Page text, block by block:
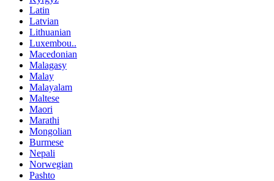
Latin
Latvian
Lithuanian
Luxembou..
Macedonian
Malagasy
Malay
Malayalam
Maltese
Maori
Marathi
Mongolian
Burmese
Nepali
Norwegian
Pashto